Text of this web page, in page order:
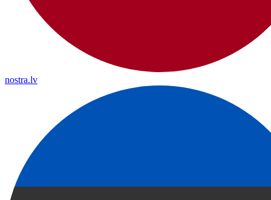
nostra.lv